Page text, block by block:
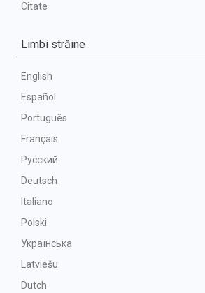
Citate
Limbi străine
English
Español
Português
Français
Русский
Deutsch
Italiano
Polski
Українська
Latviešu
Dutch